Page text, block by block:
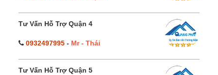
Tư Vấn Hỗ Trợ Quận 4
0932497995 - Mr - Thái
Tư Vấn Hỗ Trợ Quận 5